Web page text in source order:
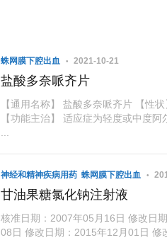
蛛网膜下腔出血 2021-10-21
盐酸多奈哌齐片
【通用名称】 盐酸多奈哌齐片 【性
【功能主治】 适应症为轻度或中度
神经和精神疾病用药 蛛网膜下腔出血
甘油果糖氯化钠注射液
核准日期：2007年05月16日 修改日
08日 修改日期：2015年12月01日